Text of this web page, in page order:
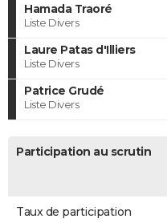
Hamada Traoré
Liste Divers
Laure Patas d'Illiers
Liste Divers
Patrice Grudé
Liste Divers
Participation au scrutin
Taux de participation